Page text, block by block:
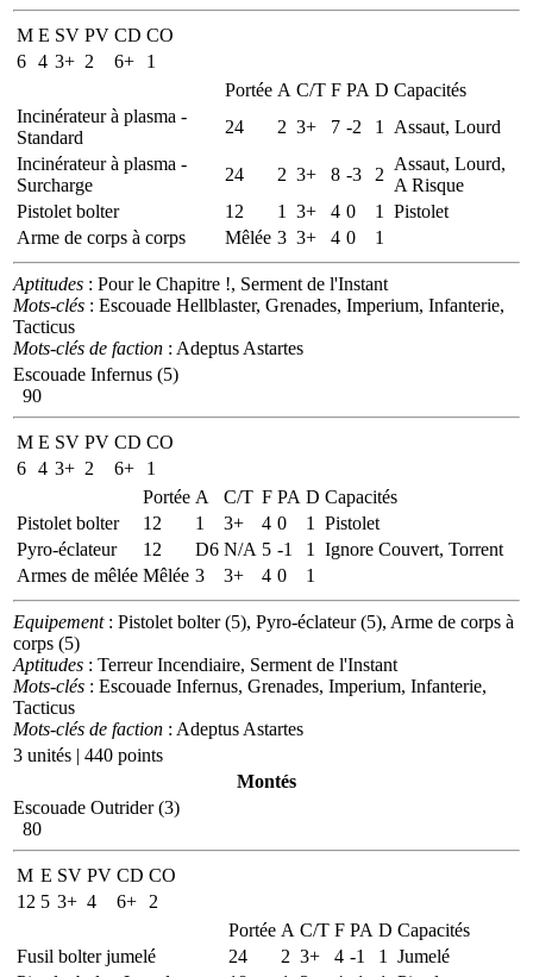
M E SV PV CD CO
6 4 3+ 2 6+
1
Portée A C/T F PA D Capacités
Incinérateur à plasma -
Standard
24 2 3+ 7 -2 1
Assaut, Lourd
Incinérateur à plasma -
Surcharge
24 2 3+ 8 -3 2
Assaut, Lourd,
A Risque
Pistolet bolter
12 1 3+ 4 0 1
Pistolet
Arme de corps à corps
Mêlée 3 3+ 4 0 1
Aptitudes : Pour le Chapitre !, Serment de l'Instant
Mots-clés : Escouade Hellblaster, Grenades, Imperium, Infanterie,
Tacticus
Mots-clés de faction : Adeptus Astartes
Escouade Infernus (5)
90
M E SV PV CD CO
6 4 3+ 2 6+
1
Portée A C/T F PA D Capacités
Pistolet bolter
12 1 3+ 4 0 1
Pistolet
Pyro-éclateur
12 D6 N/A 5 -1 1
Ignore Couvert, Torrent
Armes de mêlée Mêlée 3 3+ 4 0 1
Equipement: Pistolet bolter (5), Pyro-éclateur (5), Arme de corps à
corps (5)
Aptitudes : Terreur Incendiaire, Serment de l'Instant
Mots-clés : Escouade Infernus, Grenades, Imperium, Infanterie,
Tacticus
Mots-clés de faction : Adeptus Astartes
3 unités | 440 points
Montés
Escouade Outrider (3)
80
M E SV PV CD CO
12 5 3+ 4 6+
2
Portée A C/T F PA D Capacités
Fusil bolter jumelé
24 2 3+ 4 -1 1
Jumelé